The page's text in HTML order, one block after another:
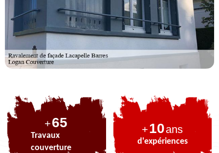
+83
Travaux
couverture
+10ans
d'expériences